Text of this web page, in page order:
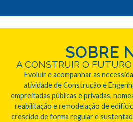
SOBRE
A CONSTRUIR O
Evoluir e acompanhar as
atividade de Construção e
empreitadas públicas e privadas,
reabilitação e remodelação de
crescido de forma regular e